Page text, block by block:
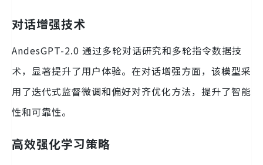
对话增强技术
AndesGPT-2.0 通过多轮对话研究和多轮指令数据技
术，显著提升了用户体验。在对话增强方面，该模型采
用了迭代式监督微调和偏好对齐优化方法，提升了智能
性和可靠性。
高效强化学习策略